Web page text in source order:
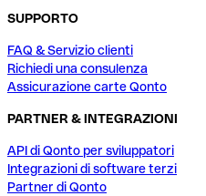
SUPPORTO
FAQ & Servizio clienti
Richiedi una consulenza
Assicurazione carte Qonto
PARTNER & INTEGRAZIONI
API di Qonto per sviluppatori
Integrazioni di software terzi
Partner di Qonto